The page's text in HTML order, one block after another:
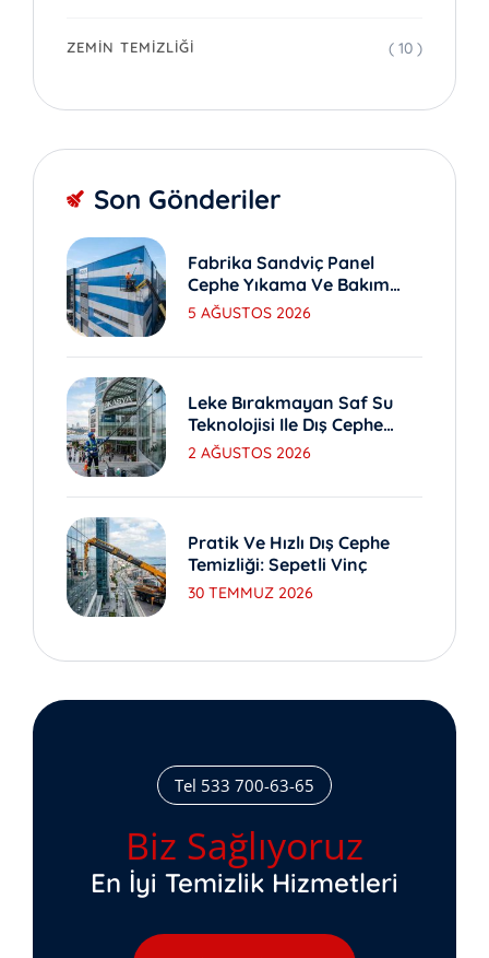
ZEMIN TEMIZLIĞI ( 10 )
Son Gönderiler
Fabrika Sandviç Panel
Cephe Yıkama Ve Bakım
Yöntemleri
5 AĞUSTOS 2026
Leke Bırakmayan Saf Su
Teknolojisi Ile Dış Cephe
Yıkama
2 AĞUSTOS 2026
Pratik Ve Hızlı Dış Cephe
Temizliği: Sepetli Vinç
30 TEMMUZ 2026
Tel 533 700-63-65
Biz Sağlıyoruz
En İyi Temizlik Hizmetleri